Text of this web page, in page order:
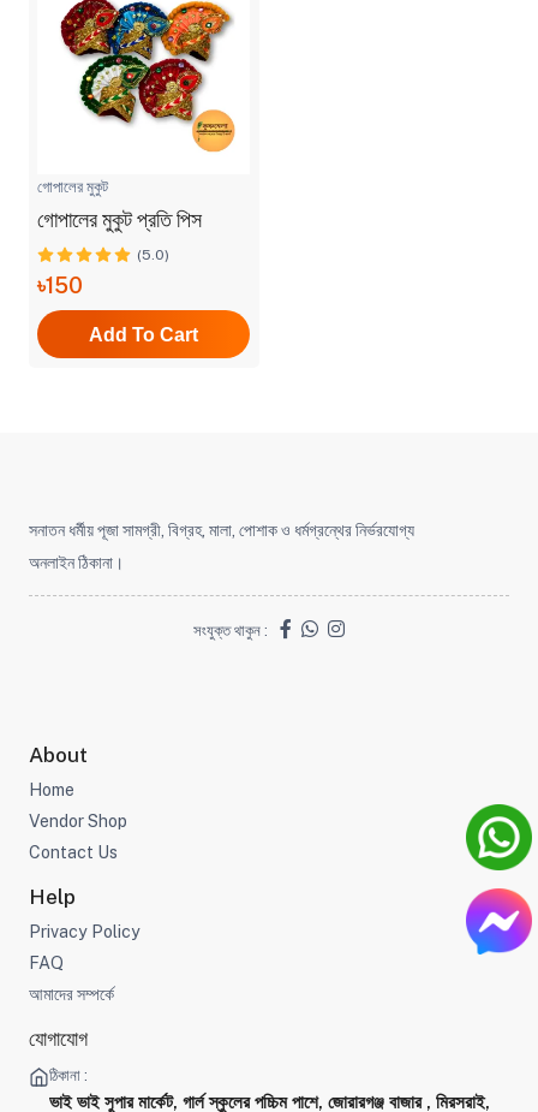
গোপালের মুকুট
গোপালের মুকুট প্রতি পিস
(5.0)
৳150
Add To Cart
সনাতন ধর্মীয় পূজা সামগ্রী, বিগ্রহ, মালা, পোশাক ও ধর্মগ্রন্থের নির্ভরযোগ্য
অনলাইন ঠিকানা।
সংযুক্ত থাকুন :
About
Home
Vendor Shop
Contact Us
Help
Privacy Policy
FAQ
আমাদের সম্পর্কে
যোগাযোগ
ঠিকানা :
ভাই ভাই সুপার মার্কেট, গার্ল স্কুলের পচ্চিম পাশে, জোরারগঞ্জ বাজার , মিরসরাই,